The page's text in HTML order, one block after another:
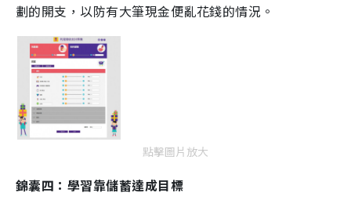
劃的開支，以防有大筆現金便亂花錢的情況。
點擊圖片放大
錦囊四：學習靠儲蓄達成目標